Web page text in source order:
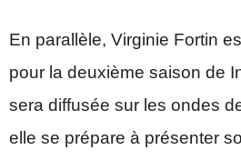
En parallèle, Virginie Fortin
pour la deuxième saison de
sera diffusée sur les ondes
elle se prépare à présenter